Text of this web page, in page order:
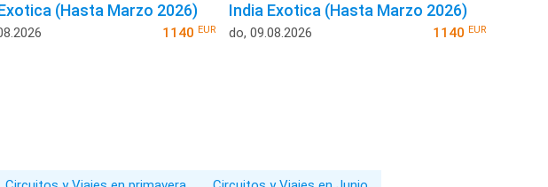
(Hasta Marzo 2026)
1140EUR
India Exotica (Hasta Marzo 2026)
do, 09.08.2026 1140 EUR